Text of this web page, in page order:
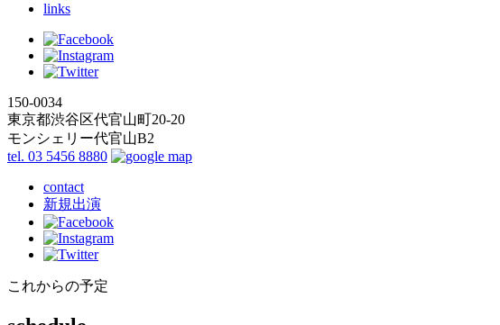
links
150-0034
東京都渋谷区代官山町20-20
モンシェリー代官山B2
tel. 03 5456 8880
contact
新規出演
これからの予定